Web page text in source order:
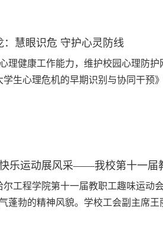
：慧眼识危 守护心灵防线
理健康工作能力，维护校园心理防
生心理危机的早期识别与协同干预
乐运动展风采——我校第十一届
尔工程学院第十一届教职工趣味运
蓬勃的精神风貌。学校工会副主席